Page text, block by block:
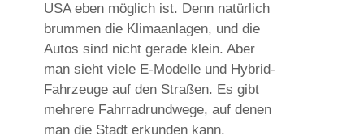
USA eben möglich ist. Denn natürlich
brummen die Klimaanlagen, und die
Autos sind nicht gerade klein. Aber
man sieht viele E-Modelle und Hybrid-
Fahrzeuge auf den Straßen. Es gibt
mehrere Fahrradrundwege, auf denen
man die Stadt erkunden kann.